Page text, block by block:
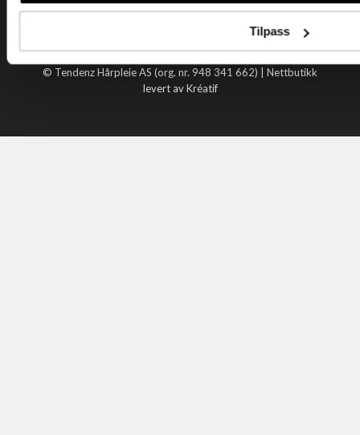
Tilpass
Om oss
Handle hos oss
© Tendenz Hårpleie AS (org. nr. 948 341 662) | Nettbutikk
levert av Kréatif